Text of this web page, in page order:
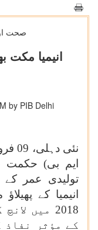
صحت
انیمیا مکت
by PIB Delhi
ایم بی) حکمت
تولیدی عمر
انیمیا کے
2018 میں
کے مؤثر